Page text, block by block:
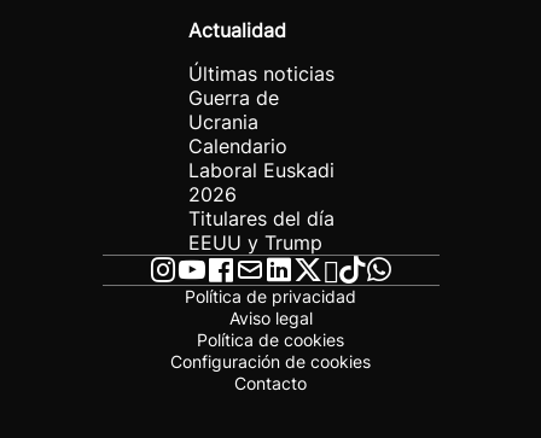
Actualidad
Últimas noticias
Guerra de
Ucrania
Calendario
Laboral Euskadi
2026
Titulares del día
EEUU y Trump
Política de privacidad
Aviso legal
Política de cookies
Configuración de cookies
Contacto